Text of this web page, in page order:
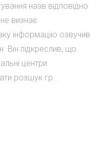
назв відповідно
визнає
інформацію озвучив
Він підкреслив, що
центри
розшук гр...